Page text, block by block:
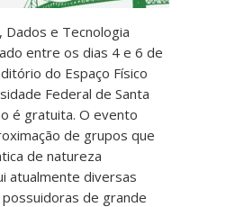
e Tecnologia
entre os dias 4 e 6 de
do Espaço Físico
Federal de Santa
é gratuita. O evento
de grupos que
de natureza
atualmente diversas
de grande